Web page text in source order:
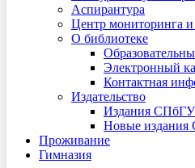
Аспирантура
Центр мониторинга и
О библиотеке
Электронный
Контактная
Издательство
Издания
Новые
Проживание
Гимназия